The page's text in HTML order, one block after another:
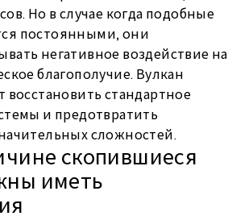
Но в случае когда подобные
постоянными, они
негативное воздействие на
благополучие. Вулкан
восстановить стандартное
и предотвратить
сложностей.
скопившиеся
иметь